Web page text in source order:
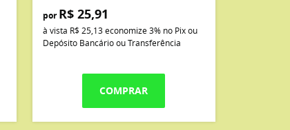
por R$ 25,91
à vista R$ 25,13economize3% no Pix ou
Depósito Bancário ou Transferência
COMPRAR